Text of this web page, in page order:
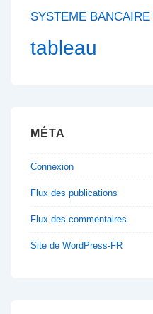
SYSTEME BANCAIRE
tableau
MÉTA
Connexion
Flux des publications
Flux des commentaires
Site de WordPress-FR